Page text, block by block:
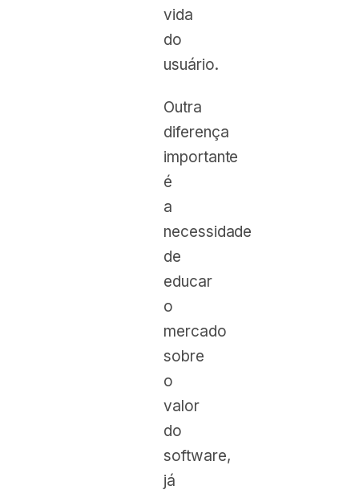
vida
do
usuário.
Outra
diferença
importante
é
a
necessidade
de
educar
o
mercado
sobre
o
valor
do
software,
já